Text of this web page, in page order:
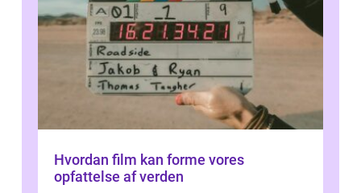
Hvordan film kan forme vores
opfattelse af verden